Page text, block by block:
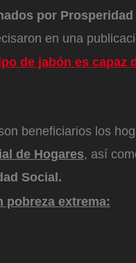
por
en una
de jabón es capaz
beneficiarios los
de Hogares, así
Social.
pobreza extrema: